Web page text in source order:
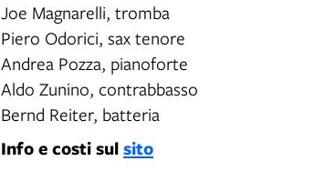
Joe Magnarelli, tromba
Piero Odorici, sax tenore
Andrea Pozza, pianoforte
Aldo Zunino, contrabbasso
Bernd Reiter, batteria
Info e costi sulsito